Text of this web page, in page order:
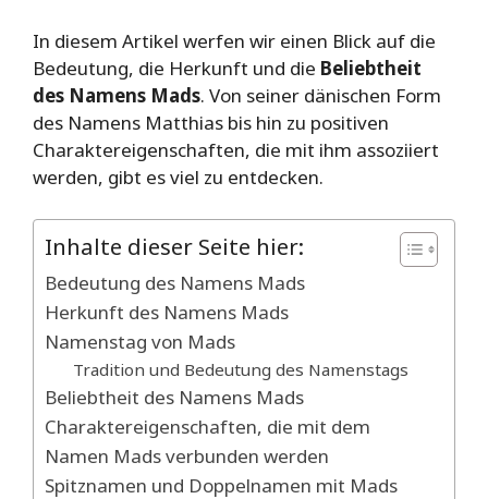
In diesem Artikel werfen wir einen Blick auf die
Bedeutung, die Herkunft und die Beliebtheit
des Namens Mads. Von seiner dänischen Form
des Namens Matthias bis hin zu positiven
Charaktereigenschaften, die mit ihm assoziiert
werden, gibt es viel zu entdecken.
Inhalte dieser Seite hier:
Bedeutung des Namens Mads
Herkunft des Namens Mads
Namenstag von Mads
Tradition und Bedeutung des Namenstags
Beliebtheit des Namens Mads
Charaktereigenschaften, die mit dem
Namen Mads verbunden werden
Spitznamen und Doppelnamen mit Mads